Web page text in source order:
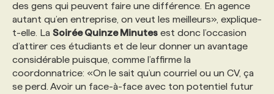
des gens qui peuvent faire une différence. En agence
autant qu’en entreprise, on veut les meilleurs», explique-
t-elle. La Soirée Quinze Minutes est donc l’occasion
d’attirer ces étudiants et de leur donner un avantage
considérable puisque, comme l’affirme la
coordonnatrice: «On le sait qu’un courriel ou un CV, ça
se perd. Avoir un face-à-face avec ton potentiel futur